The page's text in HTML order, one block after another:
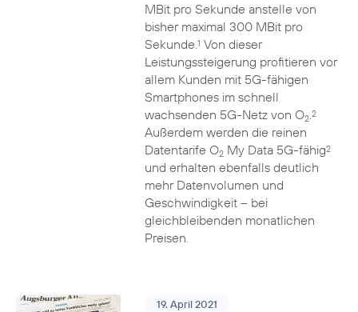
MBit pro Sekunde anstelle von
bisher maximal 300 MBit pro
Sekunde.1 Von dieser
Leistungssteigerung profitieren vor
allem Kunden mit 5G-fähigen
Smartphones im schnell
wachsenden 5G-Netz von O2.2
Außerdem werden die reinen
Datentarife O2My Data 5G-fähig2
und erhalten ebenfalls deutlich
mehr Datenvolumen und
Geschwindigkeit – bei
gleichbleibenden monatlichen
Preisen.
19. April 2021